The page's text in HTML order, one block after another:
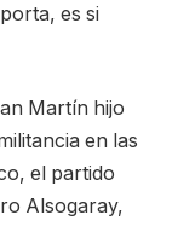
es si
Martín hijo
en las
el partido
Alsogaray,